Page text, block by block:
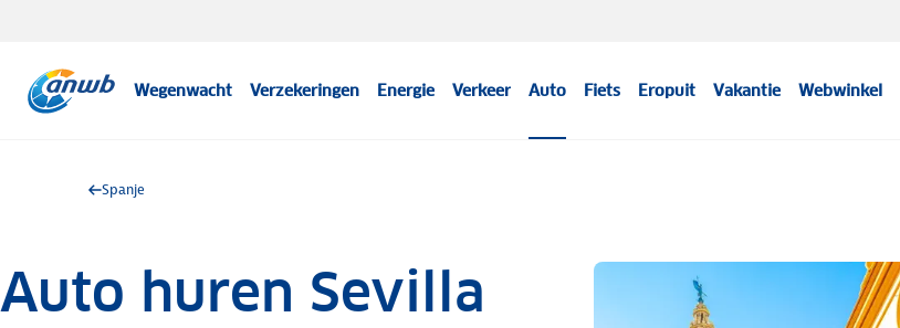
Wegenwacht Verzekeringen Energie Verkeer Auto Fiets Eropuit Vakantie Webwinkel
Spanje
Auto huren Sevilla